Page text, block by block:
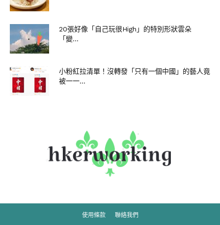
20張好像「自己玩很High」的特別形狀雲朵
「變...
小粉紅拉清單！沒轉發「只有一個中國」的藝人竟
被一一...
使用條款 聯絡我們